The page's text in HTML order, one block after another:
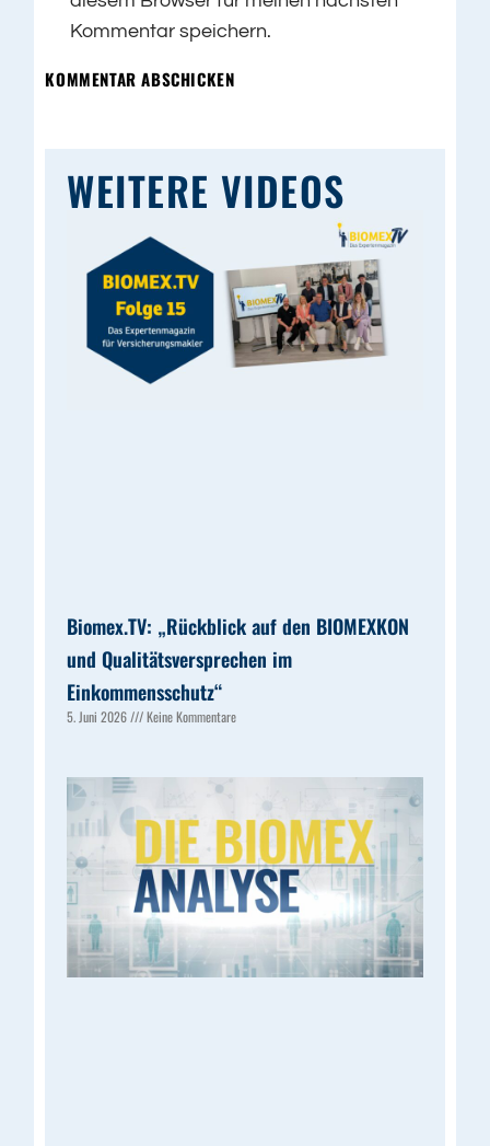
Kommentar speichern.
KOMMENTAR ABSCHICKEN
WEITERE VIDEOS
Biomex.TV: „Rückblick auf den BIOMEXKON
und Qualitätsversprechen im
Einkommensschutz“
5. Juni 2026 Keine Kommentare